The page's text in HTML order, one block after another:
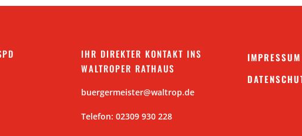
IHR DIREKTER KONTAKT INS
WALTROPER RATHAUS
buergermeister@waltrop.de
Telefon: 02309 930 228
IMPRESSUM